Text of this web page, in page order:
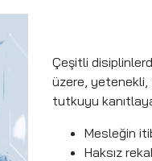
Çeşitli
üzere, yetenekli,
tutkuyu
Mesleğin
Haksız